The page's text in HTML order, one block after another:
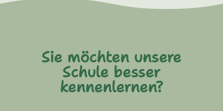
Sie möchten unsere
Schule besser
kennenlernen?